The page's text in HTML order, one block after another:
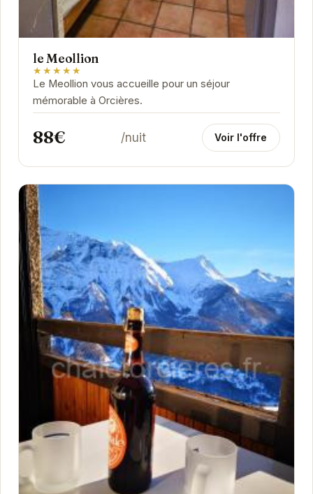
le Meollion
★★★★★
Le Meollion vous accueille pour un séjour
mémorable à Orcières.
88€ /nuit Voir l'offre